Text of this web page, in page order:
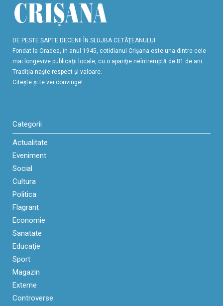
DE PESTE ŞAPTE DECENII ÎN SLUJBA CETĂŢEANULUI
Fondat la Oradea, în anul 1945, cotidianul Crişana este una dintre cele
mai longevive publicaţii locale, cu o apariţie neîntreruptă de 81 de ani.
Tradiţia naşte respect şi valoare.
Citeşte şi te vei convinge!
Categorii
Actualitate
Eveniment
Social
Cultura
Politica
Flagrant
Economie
Sanatate
Educaţie
Sport
Magazin
Externe
Controverse